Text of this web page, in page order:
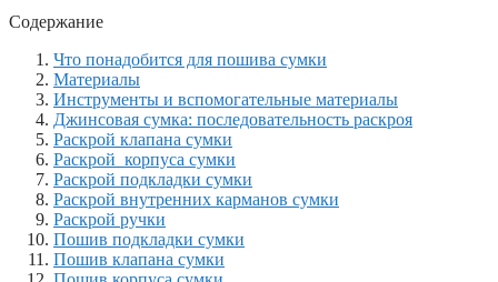
Содержание
Что понадобится для пошива сумки
Материалы
Инструменты и вспомогательные материалы
Джинсовая сумка: последовательность раскроя
Раскрой клапана сумки
Раскрой корпуса сумки
Раскрой подкладки сумки
Раскрой внутренних карманов сумки
Раскрой ручки
Пошив подкладки сумки
Пошив клапана сумки